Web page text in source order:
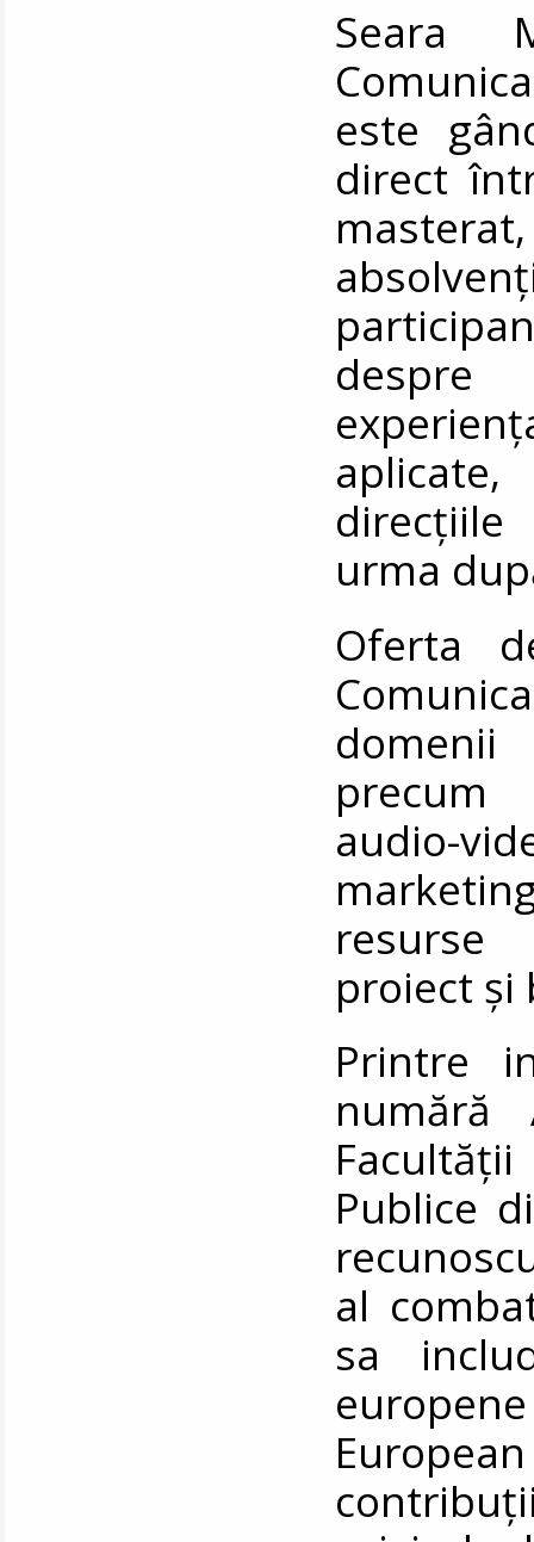
Seara
este
direct
despre
urma
Oferta
precum
audio-
proiect și
Printre
numără
Publice
al
sa